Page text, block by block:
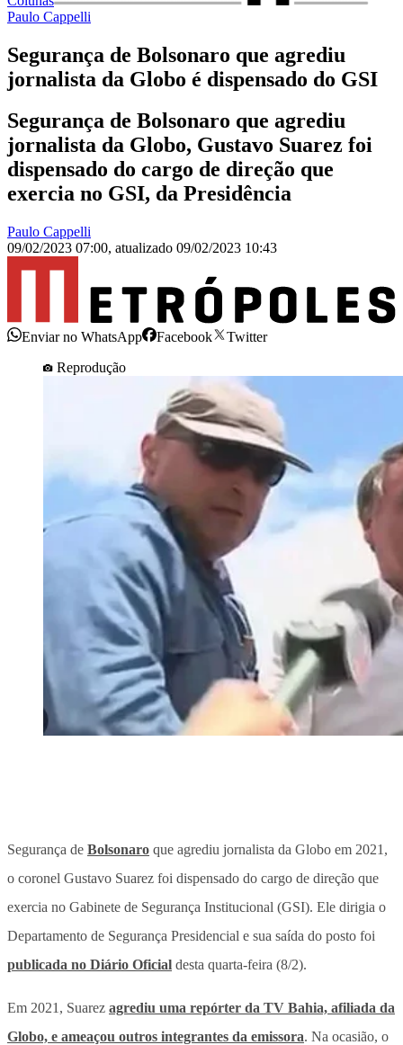
Paulo Cappelli
Segurança de Bolsonaro que agrediu
jornalista da Globo é dispensado do GSI
Segurança de Bolsonaro que agrediu
jornalista da Globo, Gustavo Suarez foi
dispensado do cargo de direção que
exercia no GSI, da Presidência
Paulo Cappelli
09/02/2023 07:00, atualizado 09/02/2023 10:43
Enviar no WhatsApp Facebook
Twitter
Reprodução
Segurança de Bolsonaro que agrediu jornalista da Globo em 2021,
o coronel Gustavo Suarez foi dispensado do cargo de direção que
exercia no Gabinete de Segurança Institucional (GSI). Ele dirigia o
Departamento de Segurança Presidencial e sua saída do posto foi
publicada no Diário Oficial desta quarta-feira (8/2).
Em 2021, Suarez agrediu uma repórter da TV Bahia, afiliada da
Globo, e ameaçou outros integrantes da emissora. Na ocasião, o